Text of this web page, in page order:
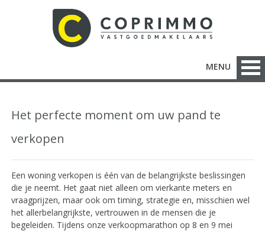
MENU
Het perfecte moment om uw pand te
verkopen
Een woning verkopen is één van de belangrijkste beslissingen
die je neemt. Het gaat niet alleen om vierkante meters en
vraagprijzen, maar ook om timing, strategie en, misschien wel
het allerbelangrijkste, vertrouwen in de mensen die je
begeleiden. Tijdens onze verkoopmarathon op 8 en 9 mei